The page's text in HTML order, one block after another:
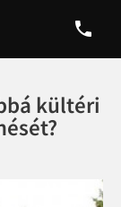

kültéri